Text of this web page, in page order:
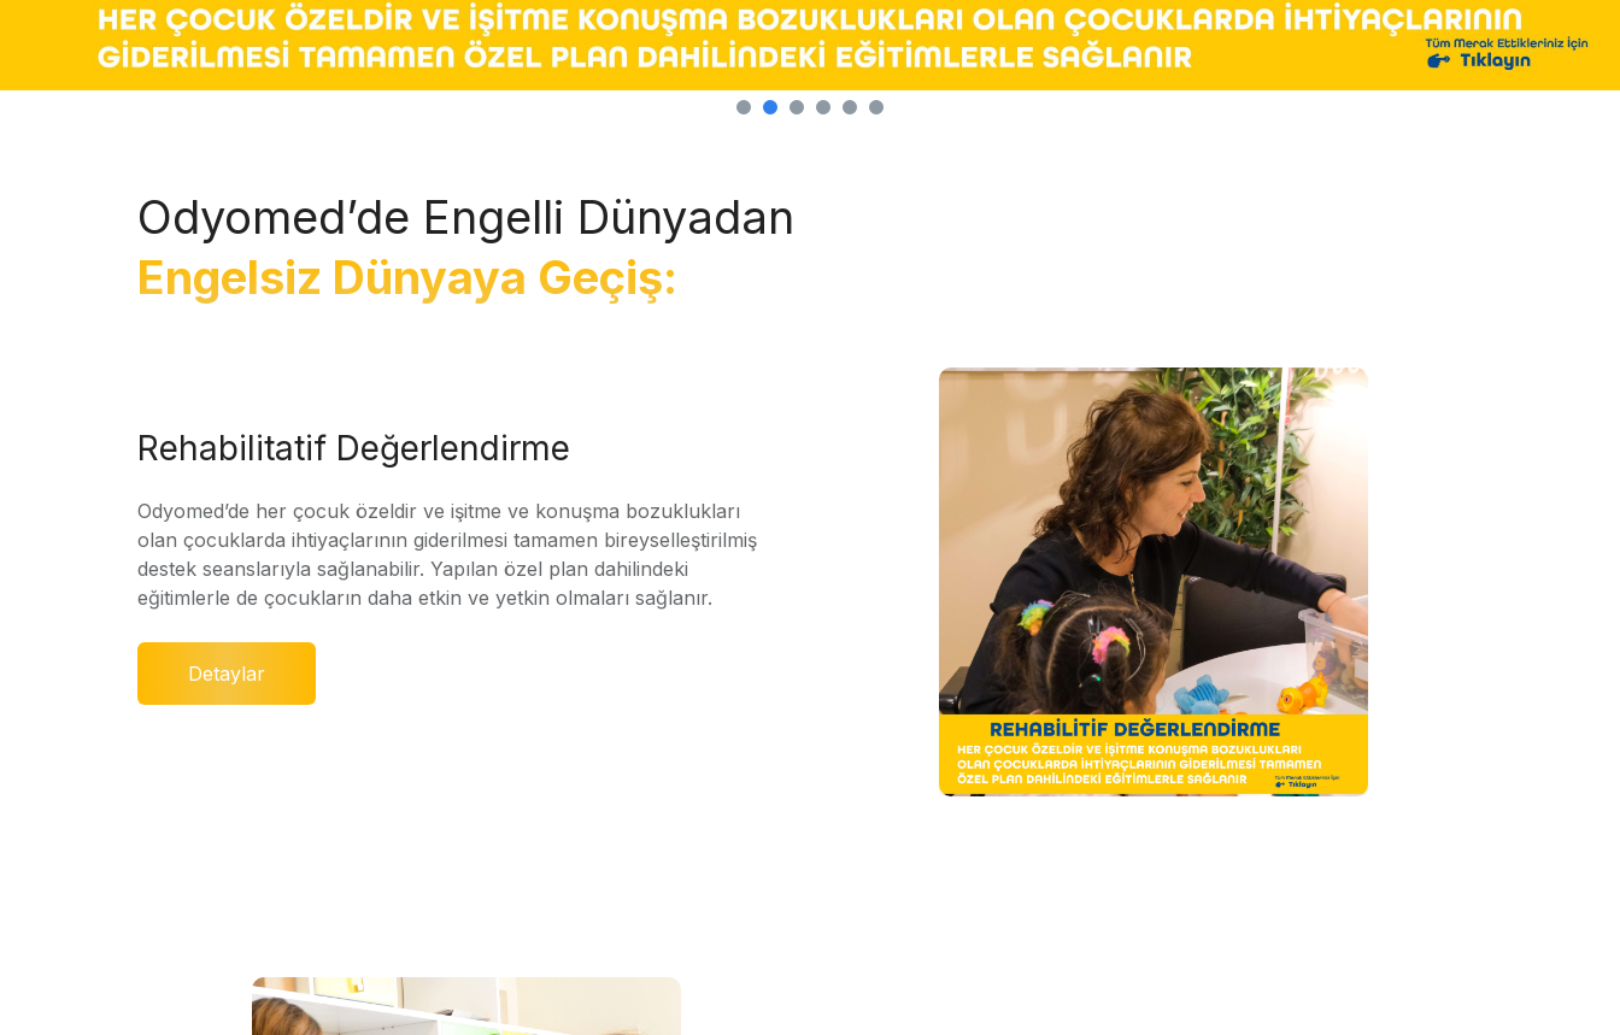
Odyomed’de Engelli Dünyadan
Engelsiz Dünyaya Geçiş:
Rehabilitatif Değerlendirme
Odyomed’de her çocuk özeldir ve işitme ve konuşma bozuklukları
olan çocuklarda ihtiyaçlarının giderilmesi tamamen bireyselleştirilmiş
destek seanslarıyla sağlanabilir. Yapılan özel plan dahilindeki
eğitimlerle de çocukların daha etkin ve yetkin olmaları sağlanır.
Detaylar